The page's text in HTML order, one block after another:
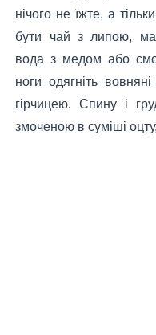
нічого не їжте, а
бути чай з липою,
вода з медом або
ноги одягніть
гірчицею. Спину і
змоченою в суміші